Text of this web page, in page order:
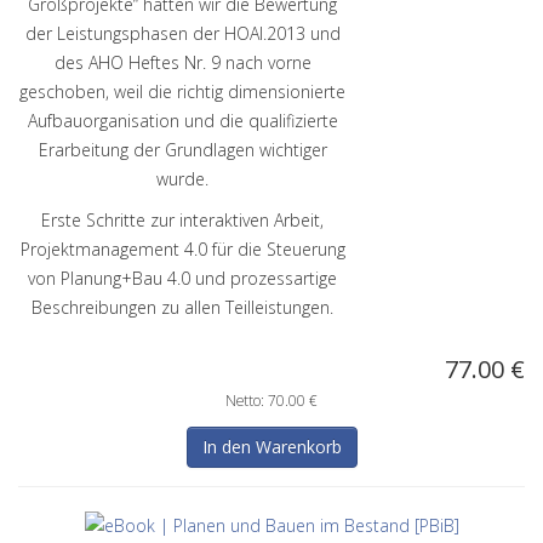
der Leistungsphasen der HOAI.2013 und
des AHO Heftes Nr. 9 nach vorne
geschoben, weil die richtig dimensionierte
Aufbauorganisation und die qualifizierte
Erarbeitung der Grundlagen wichtiger
wurde.
Erste Schritte zur interaktiven Arbeit,
Projektmanagement 4.0 für die Steuerung
von Planung+Bau 4.0 und prozessartige
Beschreibungen zu allen Teilleistungen.
77.00 €
Netto: 70.00 €